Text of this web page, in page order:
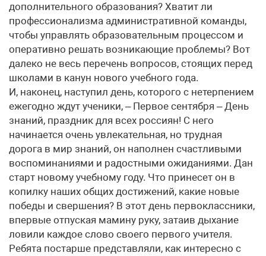
дополнительного образования? Хватит ли
профессионализма административной команды,
чтобы управлять образовательным процессом и
оперативно решать возникающие проблемы? Вот
далеко не весь перечень вопросов, стоящих перед
школами в канун нового учебного года.
И, наконец, наступил день, которого с нетерпением
ежегодно ждут ученики, – Первое сентября – День
знаний, праздник для всех россиян! С него
начинается очень увлекательная, но трудная
дорога в мир знаний, он наполнен счастливыми
воспоминаниями и радостными ожиданиями. Дан
старт новому учебному году. Что принесет он в
копилку наших общих достижений, какие новые
победы и свершения? В этот день первоклассники,
впервые отпуская мамину руку, затаив дыхание
ловили каждое слово своего первого учителя.
Ребята постарше представляли, как интересно с